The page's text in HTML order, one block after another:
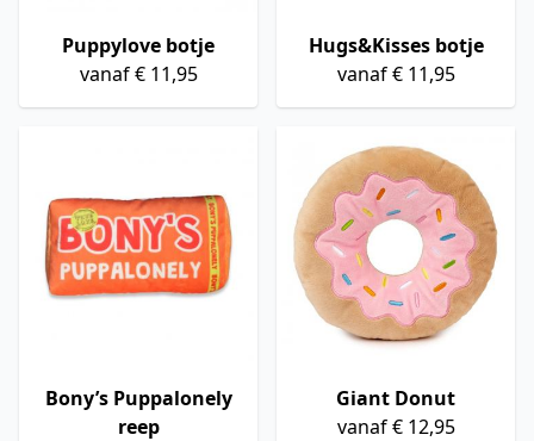
Puppylove botje
vanaf € 11,95
Hugs&Kisses botje
vanaf € 11,95
Bony’s Puppalonely
reep
Giant Donut
vanaf € 12,95